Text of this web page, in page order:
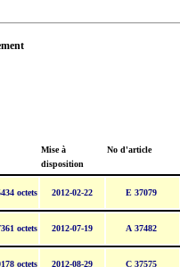
Mise à
disposition
No d'article
octets 2012-02-22 E 37079
octets 2012-07-19 A 37482
octets 2012-08-29 C 37575